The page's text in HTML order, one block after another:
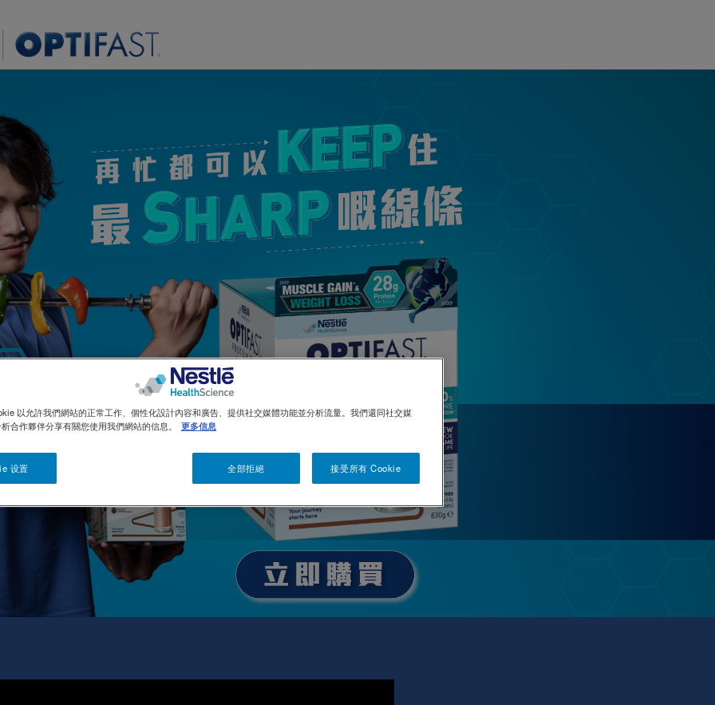
以允許我們網站的正常工作、個性化設計內容和廣告、提供社交媒體功能並分析流量。我們還同社交媒
合作夥伴分享有關您使用我們網站的信息。
更多信息
全部拒絕 接受所有 Cookie
设置